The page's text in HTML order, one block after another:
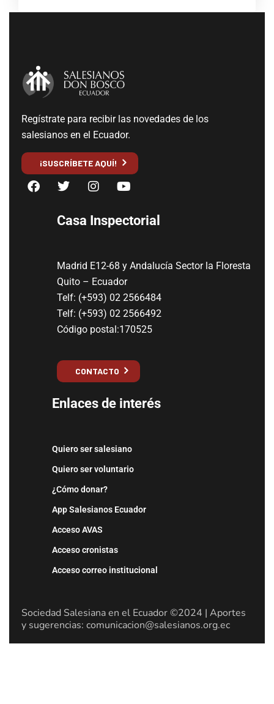
Regístrate para recibir las novedades de los
salesianos en el Ecuador.
¡SUSCRÍBETE AQUÍ!
Casa Inspectorial
Madrid E12-68 y Andalucía Sector la Floresta
Quito – Ecuador
Telf: (+593) 02 2566484
Telf: (+593) 02 2566492
Código postal:170525
CONTACTO
Enlaces de interés
Quiero ser salesiano
Quiero ser voluntario
¿Cómo donar?
App Salesianos Ecuador
Acceso AVAS
Acceso cronistas
Acceso correo institucional
Sociedad Salesiana en el Ecuador ©2024 | Aportes
y sugerencias: comunicacion@salesianos.org.ec